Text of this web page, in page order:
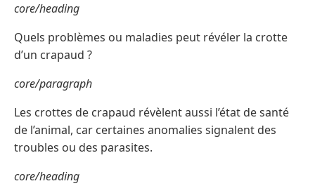
core/heading
Quels problèmes ou maladies peut révéler la crotte
d’un crapaud ?
core/paragraph
Les crottes de crapaud révèlent aussi l’état de santé
de l’animal, car certaines anomalies signalent des
troubles ou des parasites.
core/heading